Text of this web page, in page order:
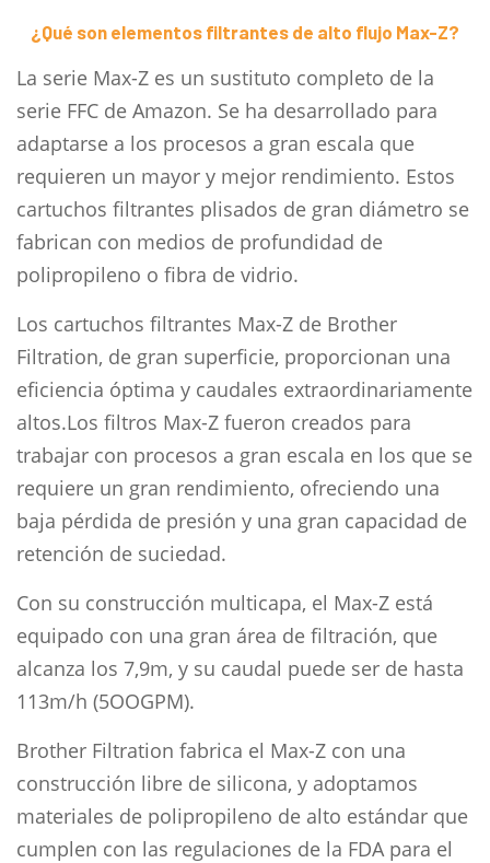
¿Qué son elementos filtrantes de alto flujo Max-Z?
La serie Max-Z es un sustituto completo de la
serie FFC de Amazon. Se ha desarrollado para
adaptarse a los procesos a gran escala que
requieren un mayor y mejor rendimiento. Estos
cartuchos filtrantes plisados de gran diámetro se
fabrican con medios de profundidad de
polipropileno o fibra de vidrio.
Los cartuchos filtrantes Max-Z de Brother
Filtration, de gran superficie, proporcionan una
eficiencia óptima y caudales extraordinariamente
altos.Los filtros Max-Z fueron creados para
trabajar con procesos a gran escala en los que se
requiere un gran rendimiento, ofreciendo una
baja pérdida de presión y una gran capacidad de
retención de suciedad.
Con su construcción multicapa, el Max-Z está
equipado con una gran área de filtración, que
alcanza los 7,9m, y su caudal puede ser de hasta
113m/h (5OOGPM).
Brother Filtration fabrica el Max-Z con una
construcción libre de silicona, y adoptamos
materiales de polipropileno de alto estándar que
cumplen con las regulaciones de la FDA para el